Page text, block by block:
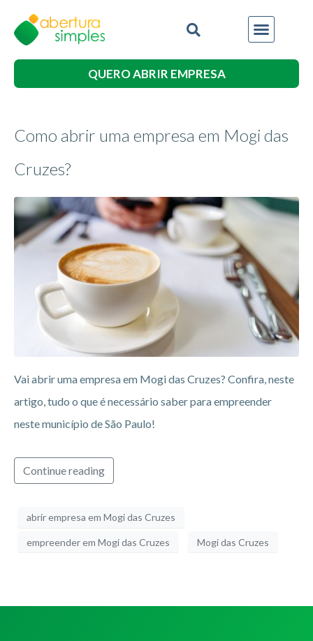
QUERO ABRIR EMPRESA
Como abrir uma empresa em Mogi das
Cruzes?
Vai abrir uma empresa em Mogi das Cruzes? Confira, neste
artigo, tudo o que é necessário saber para empreender
neste município de São Paulo!
Continue reading
abrir empresa em Mogi das Cruzes
empreender em Mogi das Cruzes Mogi das Cruzes